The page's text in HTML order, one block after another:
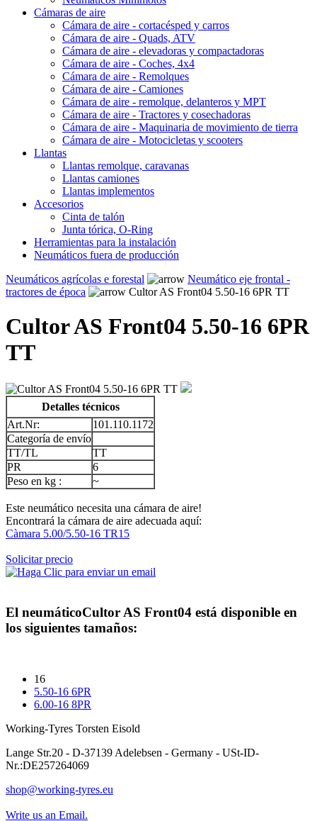
Cámaras de aire
Cámara de aire - cortacésped y carros
Cámara de aire - Quads, ATV
Cámara de aire - elevadoras y compactadoras
Cámara de aire - Coches, 4x4
Cámara de aire - Remolques
Cámara de aire - Camiones
Cámara de aire - remolque, delanteros y MPT
Cámara de aire - Tractores y cosechadoras
Cámara de aire - Maquinaria de movimiento de tierra
Cámara de aire - Motocicletas y scooters
Llantas
Llantas remolque, caravanas
Llantas camiones
Llantas implementos
Accesorios
Cinta de talón
Junta tórica, O-Ring
Herramientas para la instalación
Neumáticos fuera de producción
Neumáticos agrícolas e forestal
Neumático eje frontal -
tractores de época
Cultor AS Front04 5.50-16 6PR TT
Cultor AS Front04 5.50-16 6PR
TT
Detalles técnicos
Art.Nr:
101.110.1172
Categoría de envío
TT/TL
TT
PR
6
Peso en kg :
~
Este neumático necesita una cámara de aire!
Encontrará la cámara de aire adecuada aquí:
Càmara 5.00/5.50-16 TR15
Solicitar precio
El neumáticoCultor AS Front04 está disponible en
los siguientes tamaños:
16
5.50-16 6PR
6.00-16 8PR
Working-Tyres Torsten Eisold
Lange Str.20 - D-37139 Adelebsen - Germany - USt-ID-
Nr.:DE257264069
shop@working-tyres.eu
Write us an Email.